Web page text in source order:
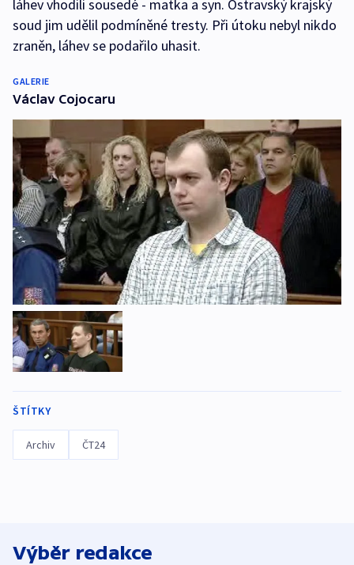
láhev vhodili sousedé - matka a syn. Ostravský krajský
soud jim udělil podmíněné tresty. Při útoku nebyl nikdo
zraněn, láhev se podařilo uhasit.
GALERIE
Václav Cojocaru
ŠTÍTKY
Archiv ČT24
Výběr redakce